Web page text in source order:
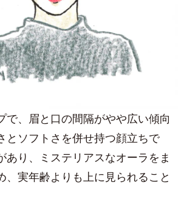
で、眉と口の間隔がやや広い傾向
とソフトさを併せ持つ顔立ちで
あり、ミステリアスなオーラをま
、実年齢よりも上に見られること